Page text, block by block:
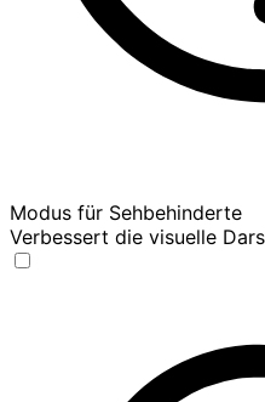
Modus für Sehbehinderte
Verbessert die visuelle